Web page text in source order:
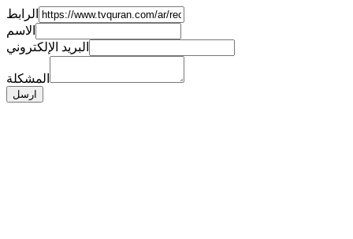
الرابط
الاسم
البريد الإلكتروني
المشكلة
ارسل